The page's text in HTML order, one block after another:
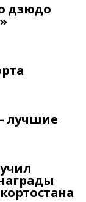
дзюдо
лучшие